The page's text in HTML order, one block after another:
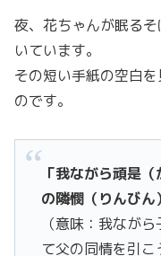
夜、花ちゃんが眠る
いています。
その短い手紙の空白
のです。
「我ながら頑是
の隣憫（りんび
（意味：我なが
て父の同情を引こ